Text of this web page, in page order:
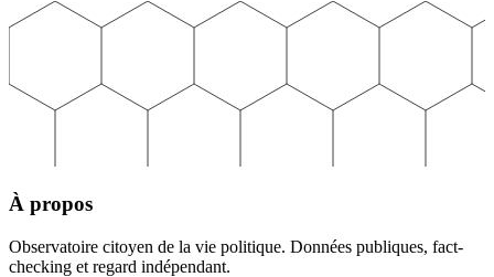
À propos
Observatoire citoyen de la vie politique. Données publiques, fact-
checking et regard indépendant.